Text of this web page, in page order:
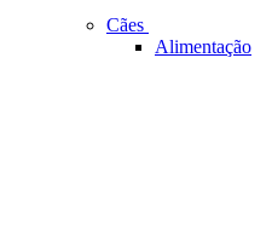
Cães
Alimentação